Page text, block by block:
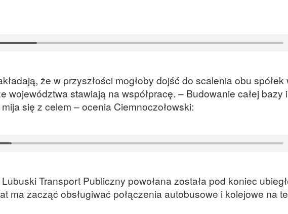
że w przyszłości mogłoby dojść do scalenia obu spółek
województwa stawiają na współpracę. – Budowanie całej bazy i
się z celem – ocenia Ciemnoczołowski:
Transport Publiczny powołana została pod koniec
ma zacząć obsługiwać połączenia autobusowe i kolejowe na